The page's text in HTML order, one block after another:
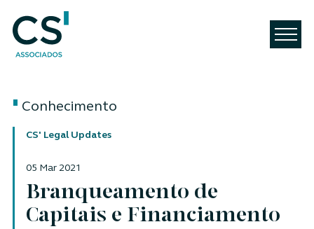
Conhecimento
CS' Legal Updates
05 Mar 2021
Branqueamento de
Capitais e Financiamento